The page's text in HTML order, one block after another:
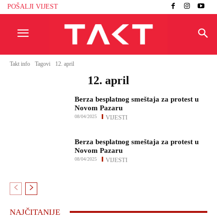
POŠALJI VIJEST
Takt info Tagovi 12. april
12. april
Berza besplatnog smeštaja za protest u
Novom Pazaru
VIJESTI
08/04/2025
Berza besplatnog smeštaja za protest u
Novom Pazaru
VIJESTI
08/04/2025
NAJČITANIJE